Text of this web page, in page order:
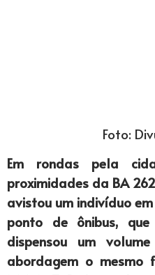
Foto:
Em rondas pela
proximidades da BA
avistou um indivíduo
ponto de ônibus,
dispensou um
abordagem o mesmo